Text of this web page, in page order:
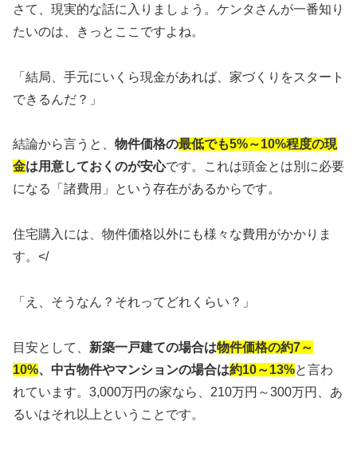
さて、現実的な話に入りましょう。ケンタさんが一番知り
たいのは、きっとここですよね。
「結局、手元にいくら現金があれば、家づくりをスタート
できるんだ？」
結論から言うと、 物件価格の最低でも5%～10%程度の現
金は用意しておくのが安心です。これは頭金とは別に必要
になる「諸費用」という存在があるからです。
住宅購入には、物件価格以外にも様々な費用がかかりま
す。</
「え、そうなん？それってどれくらい？」
目安として、 新築一戸建ての場合は物件価格の約7～
10%、中古物件やマンションの場合は約10～13%と言わ
れています。3,000万円の家なら、210万円～300万円、あ
るいはそれ以上ということです。